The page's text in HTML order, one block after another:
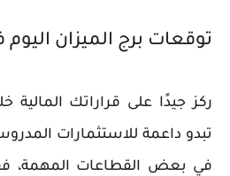
توقعات برج الميزان
ركز جيدًا على قراراتك المالية
تبدو داعمة للاستثمارات
في بعض القطاعات المهمة،